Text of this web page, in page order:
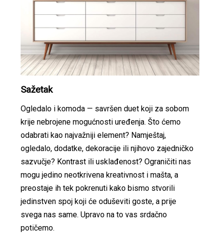
Sažetak
Ogledalo i komoda — savršen duet koji za sobom
krije nebrojene mogućnosti uređenja. Što ćemo
odabrati kao najvažniji element? Namještaj,
ogledalo, dodatke, dekoracije ili njihovo zajedničko
sazvučje? Kontrast ili usklađenost? Ograničiti nas
mogu jedino neotkrivena kreativnost i mašta, a
preostaje ih tek pokrenuti kako bismo stvorili
jedinstven spoj koji će oduševiti goste, a prije
svega nas same. Upravo na to vas srdačno
potičemo.